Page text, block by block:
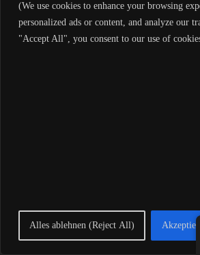
(We use cookies to enhance your browsing
personalized ads or content, and analyze our
"Accept All", you consent to our use of
Alles ablehnen (Reject All)